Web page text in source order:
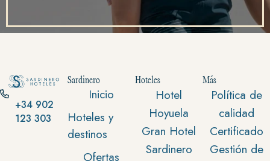
+34 902
123 303
Sardinero
Inicio
Hoteles y
destinos
Ofertas
Hoteles
Hotel
Hoyuela
Gran Hotel
Sardinero
Más
Política de
calidad
Certificado
Gestión de